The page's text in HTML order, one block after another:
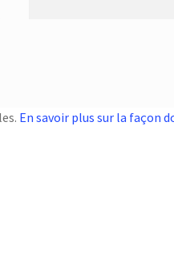
En savoir plus sur la façon